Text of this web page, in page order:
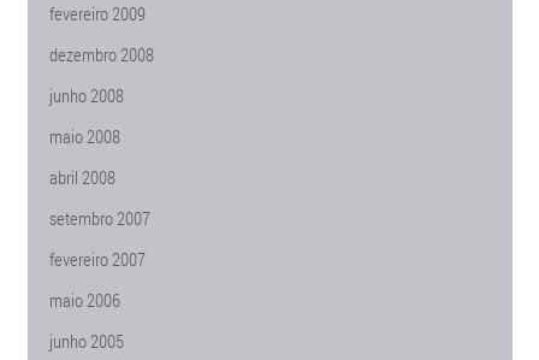
fevereiro 2009
dezembro 2008
junho 2008
maio 2008
abril 2008
setembro 2007
fevereiro 2007
maio 2006
junho 2005